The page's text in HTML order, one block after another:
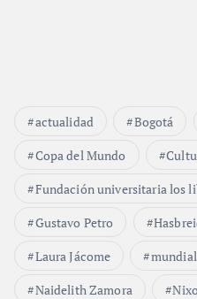
actualidad Bogotá
Copa del Mundo
Fundación universitaria los
Gustavo Petro
Laura Jácome
mundial
Naidelith Zamora